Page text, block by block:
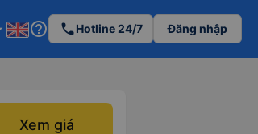
help_outline phoneHotline 24/7 Đăng nhập
Xem giá